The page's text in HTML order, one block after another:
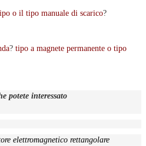
o il tipo manuale di scarico?
? tipo a magnete permanente o tipo
potete interessato
elettromagnetico rettangolare